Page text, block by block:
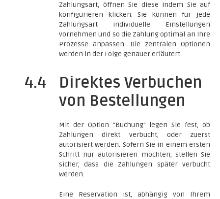
Zahlungsart, öffnen Sie diese indem Sie auf
konfigurieren klicken. Sie können für jede
Zahlungsart individuelle Einstellungen
vornehmen und so die Zahlung optimal an Ihre
Prozesse anpassen. Die zentralen Optionen
werden in der Folge genauer erläutert.
4.4
Direktes Verbuchen
von Bestellungen
Mit der Option "Buchung" legen Sie fest, ob
Zahlungen direkt verbucht, oder zuerst
autorisiert werden. Sofern Sie in einem ersten
Schritt nur autorisieren möchten, stellen Sie
sicher, dass die Zahlungen später verbucht
werden.
Eine Reservation ist, abhängig von Ihrem